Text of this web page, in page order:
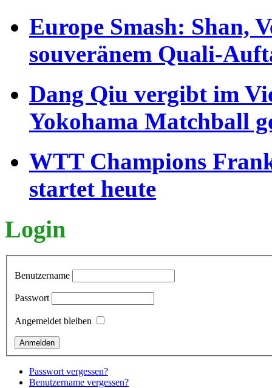
Europe Smash: Shan,
souveränem Quali-
Dang Qiu vergibt im
Yokohama Matchball
WTT Champions
startet heute
Login
Benutzername
Passwort
Angemeldet bleiben
Passwort vergessen?
Benutzername vergessen?